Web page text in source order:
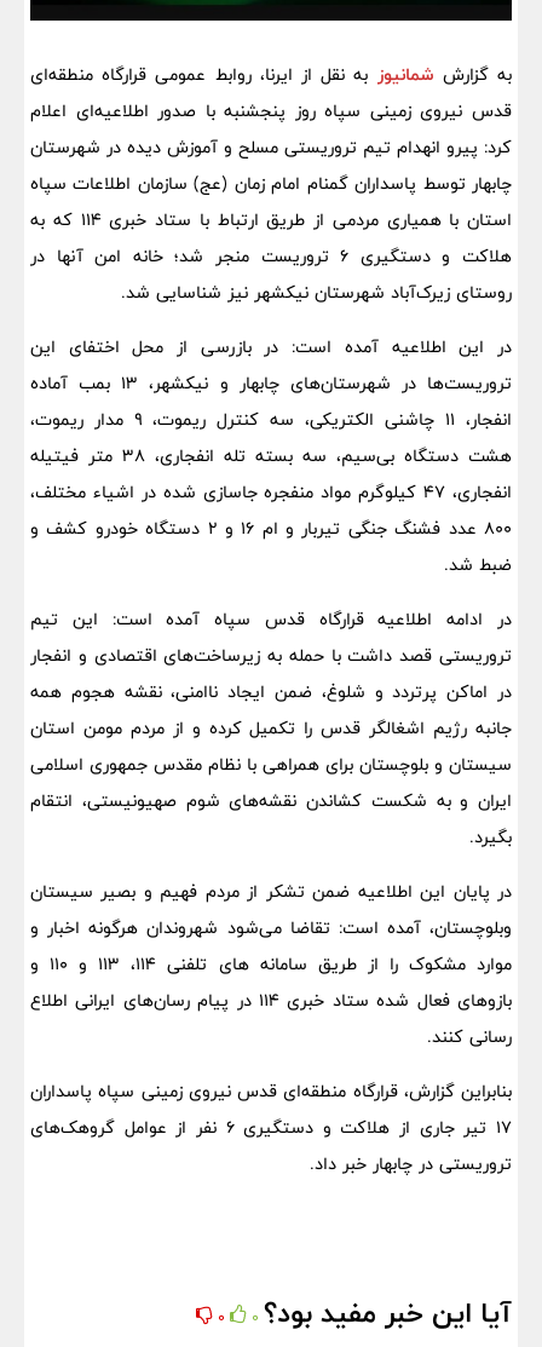
به گزارش شمانیوز به نقل از ایرنا، روابط عمومی قرارگاه منطقه‌ای
قدس نیروی زمینی سپاه روز پنجشنبه با صدور اطلاعیه‌ای اعلام
کرد: پیرو انهدام تیم تروریستی مسلح و آموزش دیده در شهرستان
چابهار توسط پاسداران گمنام امام زمان (عج) سازمان اطلاعات سپاه
استان با همیاری مردمی از طریق ارتباط با ستاد خبری ۱۱۴ که به
هلاکت و دستگیری ۶ تروریست منجر شد؛ خانه امن آنها در
روستای زیرک‌آباد شهرستان نیکشهر نیز شناسایی شد.
در این اطلاعیه آمده است: در بازرسی از محل‌ اختفای این
تروریست‌ها در شهرستان‌های چابهار و نیکشهر، ۱۳ بمب آماده
انفجار، ۱۱ چاشنی الکتریکی، سه کنترل ریموت، ۹ مدار ریموت،
هشت دستگاه بی‌سیم، سه بسته تله انفجاری، ۳۸ متر فیتیله
انفجاری، ۴۷ کیلوگرم مواد منفجره جاسازی شده در اشیاء مختلف،
۸۰۰ عدد فشنگ جنگی تیربار و ام ۱۶ و ۲ دستگاه خودرو کشف و
ضبط شد.
در ادامه اطلاعیه قرارگاه قدس سپاه آمده است: این تیم
تروریستی قصد داشت با حمله به زیرساخت‌های اقتصادی و انفجار
در اماکن پرتردد و شلوغ، ضمن ایجاد ناامنی، نقشه هجوم همه
جانبه رژیم اشغالگر قدس را تکمیل کرده و از مردم مومن استان
سیستان و بلوچستان برای همراهی با نظام مقدس جمهوری اسلامی
ایران و به شکست کشاندن نقشه‌های شوم صهیونیستی، انتقام
بگیرد.
در پایان این اطلاعیه ضمن تشکر از مردم فهیم و بصیر سیستان
وبلوچستان، آمده است: تقاضا می‌شود شهروندان هرگونه اخبار و
موارد مشکوک را از طریق سامانه های تلفنی ۱۱۴، ۱۱۳ و ۱۱۰ و
بازوهای فعال شده ستاد خبری ۱۱۴ در پیام رسان‌های ایرانی اطلاع
رسانی کنند.
بنابراین گزارش، قرارگاه منطقه‌ای قدس نیروی زمینی سپاه پاسداران
۱۷ تیر جاری از هلاکت و دستگیری ۶ نفر از عوامل گروهک‌های
تروریستی در چابهار خبر داد.
آیا این خبر مفید بود؟ 0
0